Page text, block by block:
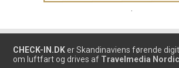
CHECK-IN.DK er Skandinaviens førende
om luftfart og drives af Travelmedia Nordic